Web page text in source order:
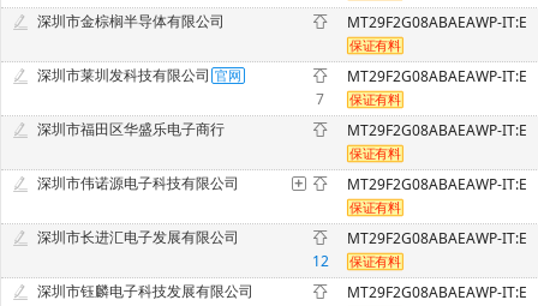
深圳市金棕榈半导体有限公司 MT29F2G08ABAEAWP-IT:E
深圳市莱圳发科技有限公司
7
MT29F2G08ABAEAWP-IT:E
深圳市福田区华盛乐电子商行 MT29F2G08ABAEAWP-IT:E
深圳市伟诺源电子科技有限公司 MT29F2G08ABAEAWP-IT:E
深圳市长进汇电子发展有限公司
12
MT29F2G08ABAEAWP-IT:E
深圳市钰麟电子科技发展有限公司 MT29F2G08ABAEAWP-IT:E